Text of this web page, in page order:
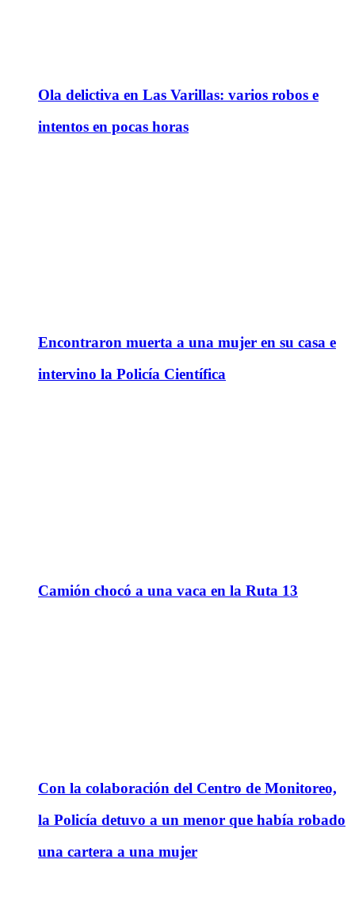
Ola delictiva en Las Varillas: varios robos e
intentos en pocas horas
Encontraron muerta a una mujer en su casa e
intervino la Policía Científica
Camión chocó a una vaca en la Ruta 13
Con la colaboración del Centro de Monitoreo,
la Policía detuvo a un menor que había robado
una cartera a una mujer